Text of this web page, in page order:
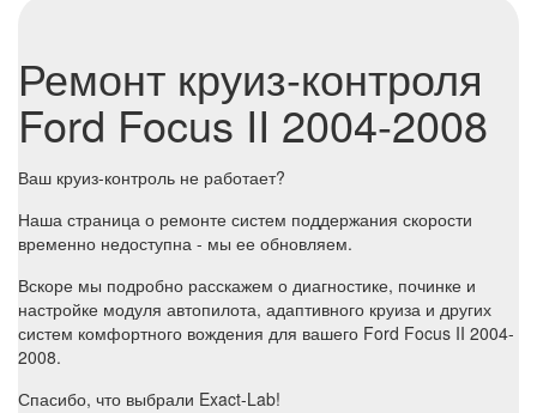
Ремонт круиз-контроля
Ford Focus II 2004-2008
Ваш круиз-контроль не работает?
Наша страница о ремонте систем поддержания скорости
временно недоступна - мы ее обновляем.
Вскоре мы подробно расскажем о диагностике, починке и
настройке модуля автопилота, адаптивного круиза и других
систем комфортного вождения для вашего Ford Focus II 2004-
2008.
Спасибо, что выбрали Exact-Lab!